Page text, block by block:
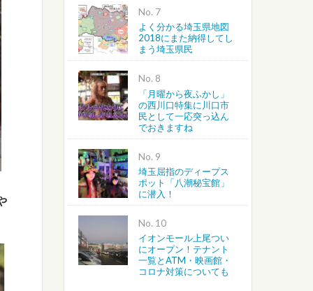
No.
よく分かる埼玉県地図
2018にまた納得してし
まう埼玉県民
No.
「月曜から夜ふかし」
の西川口特集に川口市
民として一応突っ込ん
でおきますね
No.
埼玉屈指のディープス
ポット「八潮秘宝館」
に潜入！
No.
イオンモール上尾つい
にオープン！テナント
一覧とATM・映画館・
コロナ対策についても